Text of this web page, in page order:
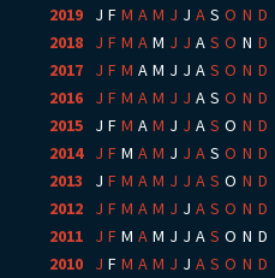
2019
J F M A M J J A S O N D
2018
J F M A M J J A S O N D
2017
J F M A M J J A S O N D
2016
J F M A M J J A S O N D
2015
J F M A M J J A S O N D
2014: J F M A M J J A S O N D
2013
J F M A M J J A S O N D
2012
J F M A M J J A S O N D
2011
J F M A M J J A S O N D
2010
J F M A M J J A S O N D